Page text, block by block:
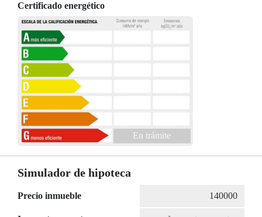
Certificado energético
En trámite
Simulador de hipoteca
Precio inmueble